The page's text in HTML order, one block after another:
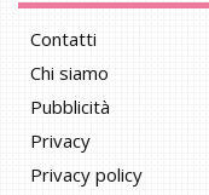
Contatti
Chi siamo
Pubblicità
Privacy
Privacy policy